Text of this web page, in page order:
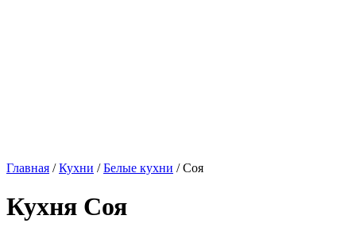
Главная /Кухни /Белые кухни / Соя
Кухня Соя